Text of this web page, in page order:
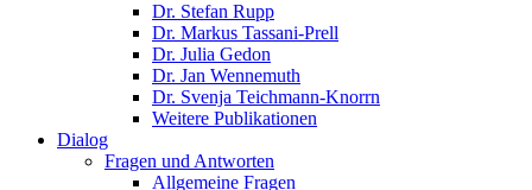
Dr. Stefan Rupp
Dr. Markus Tassani-Prell
Dr. Julia Gedon
Dr. Jan Wennemuth
Dr. Svenja Teichmann-Knorrn
Weitere Publikationen
Dialog
Fragen und Antworten
Allgemeine Fragen